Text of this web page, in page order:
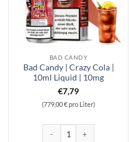
BAD CANDY
Bad Candy | Crazy Cola |
10ml Liquid | 10mg
€7,79
(779,00 € pro Liter)
Bad Candy | Crazy Cola |